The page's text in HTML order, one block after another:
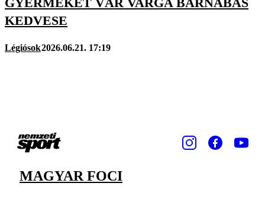
KEDVESE
Légiósok2026.06.21. 17:19
MAGYAR FOCI